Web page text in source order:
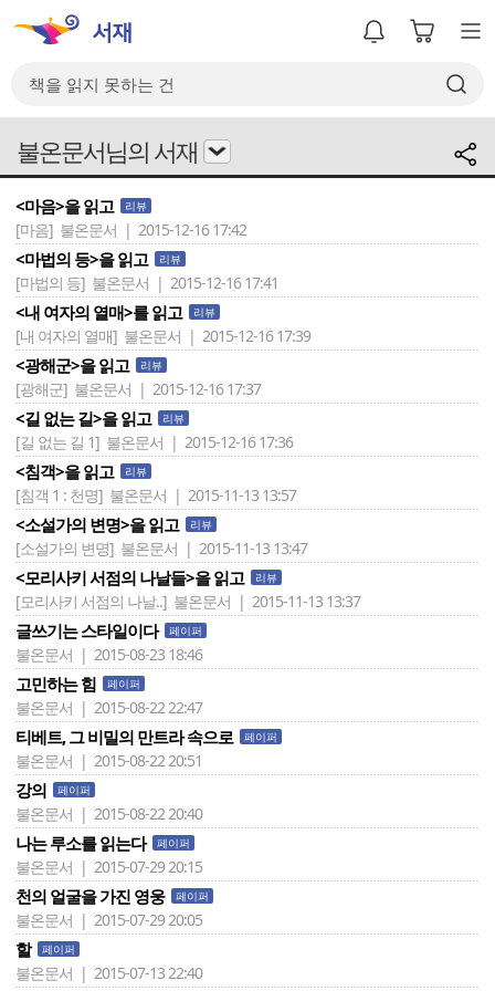
불온문서님의 서재
<마음>을 읽고 리뷰
[마음] 불온문서 | 2015-12-16 17:42
<마법의 등>을 읽고 리뷰
[마법의 등] 불온문서 | 2015-12-16 17:41
<내 여자의 열매>를 읽고 리뷰
[내 여자의 열매] 불온문서 | 2015-12-16 17:39
<광해군>을 읽고 리뷰
[광해군] 불온문서 | 2015-12-16 17:37
<길 없는 길>을 읽고 리뷰
[길 없는 길 1] 불온문서 | 2015-12-16 17:36
<침객>을 읽고 리뷰
[침객 1 : 천명] 불온문서 | 2015-11-13 13:57
<소설가의 변명>을 읽고 리뷰
[소설가의 변명] 불온문서 | 2015-11-13 13:47
<모리사키 서점의 나날들>을 읽고 리뷰
[모리사키 서점의 나날..] 불온문서 | 2015-11-13 13:37
글쓰기는 스타일이다 페이퍼
불온문서 | 2015-08-23 18:46
고민하는 힘 페이퍼
불온문서 | 2015-08-22 22:47
티베트, 그 비밀의 만트라 속으로 페이퍼
불온문서 | 2015-08-22 20:51
강의 페이퍼
불온문서 | 2015-08-22 20:40
나는 루소를 읽는다 페이퍼
불온문서 | 2015-07-29 20:15
천의 얼굴을 가진 영웅 페이퍼
불온문서 | 2015-07-29 20:05
할 페이퍼
불온문서 | 2015-07-13 22:40